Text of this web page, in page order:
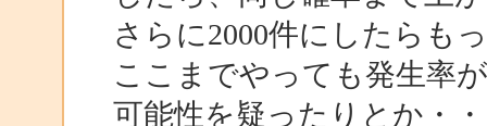
さらに2000件にしたらも
ここまでやっても発生率
可能性を疑ったりとか・